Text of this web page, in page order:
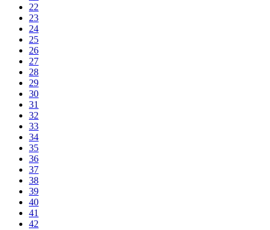
22
23
24
25
26
27
28
29
30
31
32
33
34
35
36
37
38
39
40
41
42